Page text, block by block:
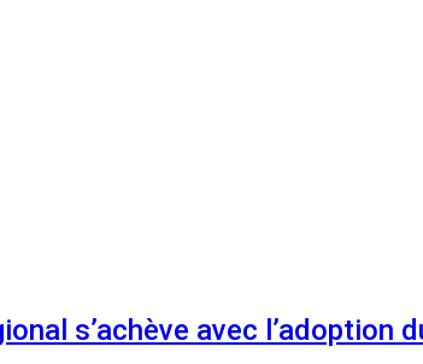
s’achève avec l’adoption